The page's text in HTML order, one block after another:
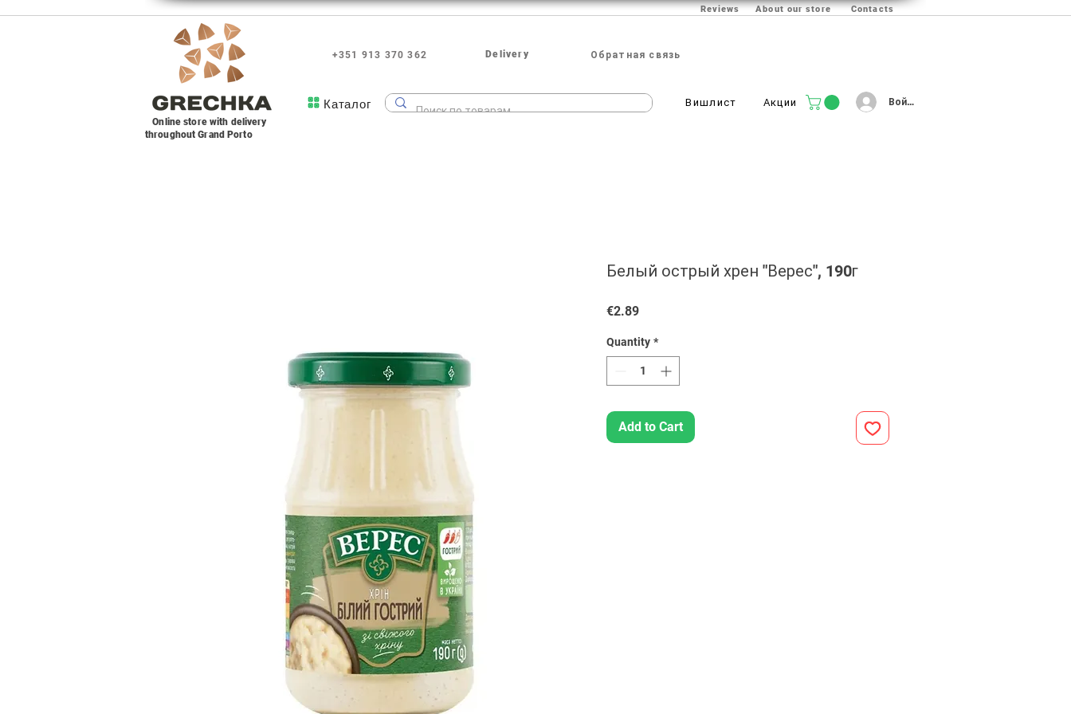
Reviews About our store Contacts
+351 913 370 362 Delivery Обратная связь
Online store with delivery
throughout Grand Porto
Каталог Вишлист Акции Войти
Белый острый хрен "Верес", 190г
€2.89Price
Quantity *
Add to Cart